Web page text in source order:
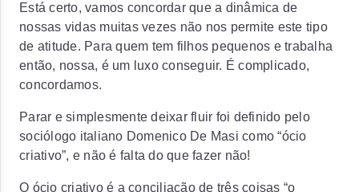
Está certo, vamos concordar que a dinâmica de
nossas vidas muitas vezes não nos permite este tipo
de atitude. Para quem tem filhos pequenos e trabalha
então, nossa, é um luxo conseguir. É complicado,
concordamos.
Parar e simplesmente deixar fluir foi definido pelo
sociólogo italiano Domenico De Masi como “ócio
criativo”, e não é falta do que fazer não!
O ócio criativo é a conciliação de três coisas “o